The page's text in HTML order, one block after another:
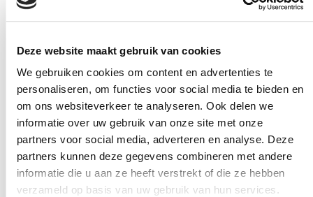
Deze website maakt gebruik van cookies
We gebruiken cookies om content en advertenties te
personaliseren, om functies voor social media te bieden en
om ons websiteverkeer te analyseren. Ook delen we
informatie over uw gebruik van onze site met onze
partners voor social media, adverteren en analyse. Deze
partners kunnen deze gegevens combineren met andere
informatie die u aan ze heeft verstrekt of die ze hebben
verzameld op basis van uw gebruik van hun services.
koppeling gemaakt van RVS sterker zijn in vergelijking
aan. Verder is het goed om te weten dat RVS
toepassingen over het algemeen iets zwaarder zijn dan
‘normaal’ staal omdat RVS een hogere dichtheid heeft.
Dat gezegd, is het nog steeds belangrijk om elke situatie
individueel te bekijken om de beste keuze te maken als
het aankomt op welk materiaal koppeling er het beste